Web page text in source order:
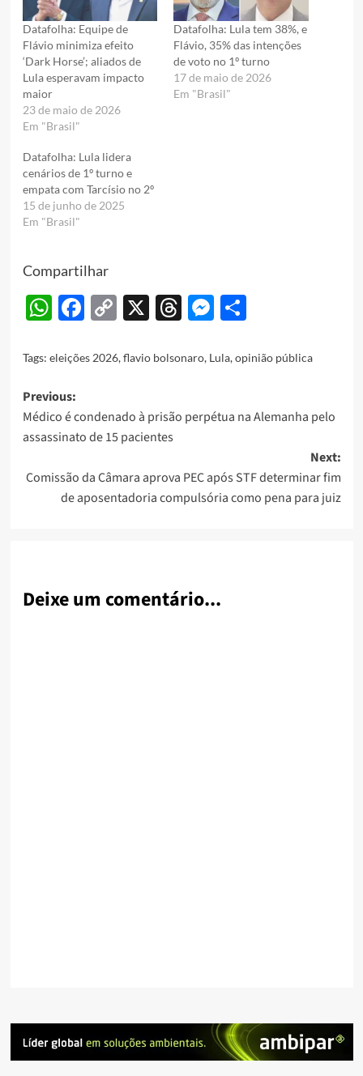
Datafolha: Equipe de
Flávio minimiza efeito
‘Dark Horse’; aliados de
Lula esperavam impacto
maior
23 de maio de 2026
Em "Brasil"
Datafolha: Lula tem 38%, e
Flávio, 35% das intenções
de voto no 1º turno
17 de maio de 2026
Em "Brasil"
Datafolha: Lula lidera
cenários de 1º turno e
empata com Tarcísio no 2º
15 de junho de 2025
Em "Brasil"
Compartilhar
WhatsApp
Facebook
Copy
X Threads
Messenger
Share
Tags: eleições 2026,flavio bolsonaro, Lula,opinião pública
Post
navigation
Previous:
Médico é condenado à prisão perpétua na Alemanha pelo
assassinato de 15 pacientes
Next:
Comissão da Câmara aprova PEC após STF determinar fim
de aposentadoria compulsória como pena para juiz
Deixe um comentário...